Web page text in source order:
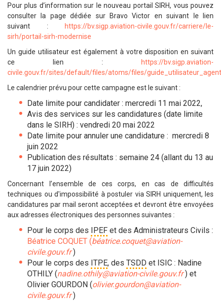
Pour plus d’information sur le nouveau portail SIRH, vous pouvez
consulter la page dédiée sur Bravo Victor en suivant le lien
suivant :
https://bv.sigp.aviation-civile.gouv.fr/carriere/le-
sirh/portail-sirh-modernise
Un guide utilisateur est également à votre disposition en suivant
ce lien :
https://bv.sigp.aviation-
civile.gouv.fr/sites/default/files/atoms/files/
Le calendrier prévu pour cette campagne est le suivant :
Date limite pour candidater : mercredi 11 mai 2022,
Avis des services sur les candidatures (date limite
dans le SIRH) : vendredi 20 mai 2022
Date limite pour annuler une candidature : mercredi 8
juin 2022
Publication des résultats : semaine 24 (allant du 13 au
17 juin 2022)
Concernant l’ensemble de ces corps, en cas de difficultés
techniques ou d'impossibilité à postuler via SIRH uniquement, les
candidatures par mail seront acceptées et devront être envoyées
aux adresses électroniques des personnes suivantes :
Pour le corps des IPEF et des Administrateurs Civils :
Béatrice COQUET (béatrice.coquet@aviation-
civile.gouv.fr )
Pour le corps des ITPE, des TSDD et ISIC : Nadine
OTHILY (nadine.othily@aviation-civile.gouv.fr ) et
Olivier GOURDON (olivier.gourdon@aviation-
civile.gouv.fr )